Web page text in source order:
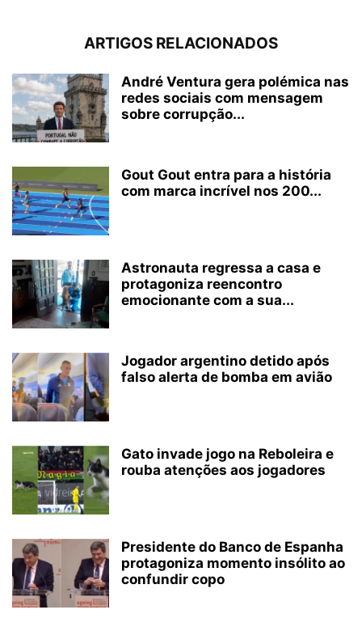
ARTIGOS RELACIONADOS
André Ventura gera polémica nas
redes sociais com mensagem
sobre corrupção...
Gout Gout entra para a história
com marca incrível nos 200...
Astronauta regressa a casa e
protagoniza reencontro
emocionante com a sua...
Jogador argentino detido após
falso alerta de bomba em avião
Gato invade jogo na Reboleira e
rouba atenções aos jogadores
Presidente do Banco de Espanha
protagoniza momento insólito ao
confundir copo